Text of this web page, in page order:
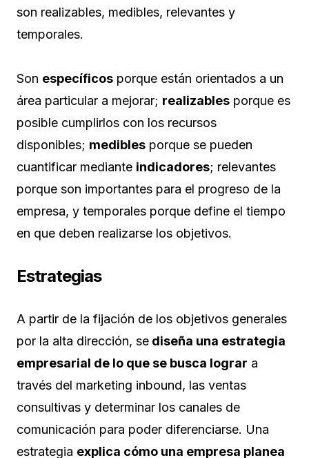
son realizables, medibles, relevantes y
temporales.
Son específicos porque están orientados a un
área particular a mejorar; realizables porque es
posible cumplirlos con los recursos
disponibles; medibles porque se pueden
cuantificar mediante indicadores; relevantes
porque son importantes para el progreso de la
empresa, y temporales porque define el tiempo
en que deben realizarse los objetivos.
Estrategias
A partir de la fijación de los objetivos generales
por la alta dirección, se diseña una estrategia
empresarial de lo que se busca lograr a
través del marketing inbound, las ventas
consultivas y determinar los canales de
comunicación para poder diferenciarse. Una
estrategia explica cómo una empresa planea